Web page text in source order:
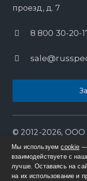
проезд, д. 7
8 800 30-20-
© 2012-2026, ООО
Информация на
офертой.
интеллектуальной
Мы используемcookie —
взаимодействуете с
лучше. Оставаясь на
на их использование и